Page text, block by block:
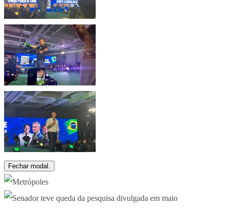
Fechar modal.